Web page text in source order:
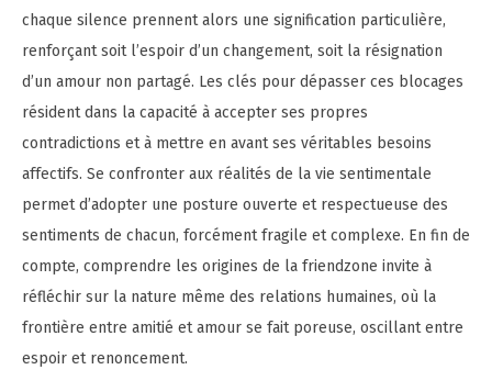
chaque silence prennent alors une signification particulière,
renforçant soit l’espoir d’un changement, soit la résignation
d’un amour non partagé. Les clés pour dépasser ces blocages
résident dans la capacité à accepter ses propres
contradictions et à mettre en avant ses véritables besoins
affectifs. Se confronter aux réalités de la vie sentimentale
permet d’adopter une posture ouverte et respectueuse des
sentiments de chacun, forcément fragile et complexe. En fin de
compte, comprendre les origines de la friendzone invite à
réfléchir sur la nature même des relations humaines, où la
frontière entre amitié et amour se fait poreuse, oscillant entre
espoir et renoncement.